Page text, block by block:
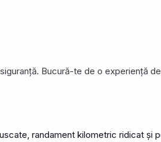
Bucură-te de o experiență
randament kilometric ridicat și